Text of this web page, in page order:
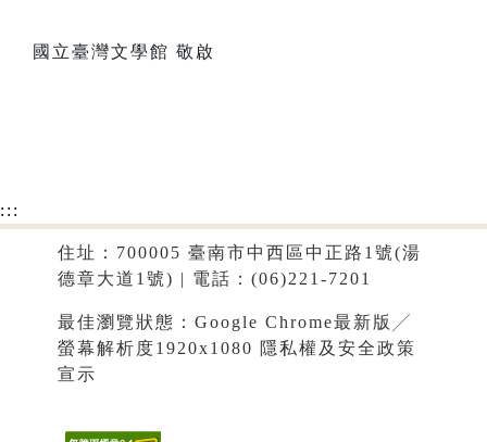
國立臺灣文學館 敬啟
:::
住址：700005 臺南市中西區中正路1號(湯
德章大道1號) | 電話：(06)221-7201
最佳瀏覽狀態：Google Chrome最新版╱
螢幕解析度1920x1080 隱私權及安全政策
宣示